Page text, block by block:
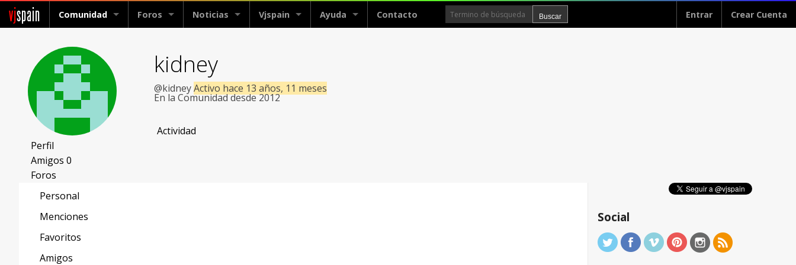
vjspain Comunidad Foros Noticias Vjspain Ayuda Contacto Entrar Crear Cuenta
kidney
@kidneyActivo hace 13 años, 11 meses
En la Comunidad desde 2012
Actividad
Perfil
Amigos 0
Foros
Personal
Menciones
Favoritos
Amigos
Social